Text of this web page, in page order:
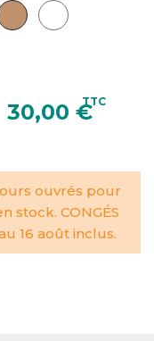
30,00 €TTC
ouvrés pour
stock. CONGÉS
16 août inclus.